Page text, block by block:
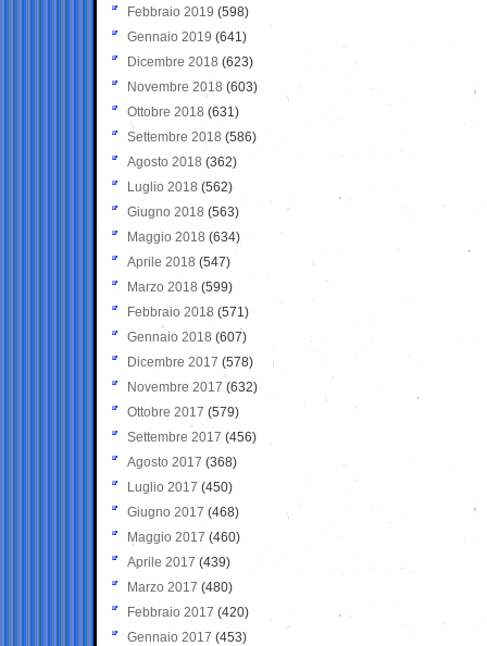
Febbraio 2019 (598)
Gennaio 2019 (641)
Dicembre 2018 (623)
Novembre 2018 (603)
Ottobre 2018 (631)
Settembre 2018 (586)
Agosto 2018 (362)
Luglio 2018 (562)
Giugno 2018 (563)
Maggio 2018 (634)
Aprile 2018 (547)
Marzo 2018 (599)
Febbraio 2018 (571)
Gennaio 2018 (607)
Dicembre 2017 (578)
Novembre 2017 (632)
Ottobre 2017 (579)
Settembre 2017 (456)
Agosto 2017 (368)
Luglio 2017 (450)
Giugno 2017 (468)
Maggio 2017 (460)
Aprile 2017 (439)
Marzo 2017 (480)
Febbraio 2017 (420)
Gennaio 2017 (453)